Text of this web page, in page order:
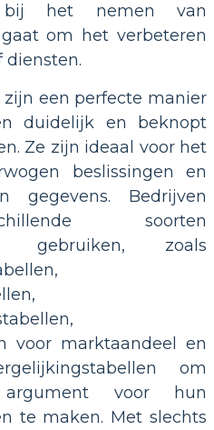
bij het nemen van
om het verbeteren
diensten.
een perfecte manier
duidelijk en beknopt
Ze zijn ideaal voor het
beslissingen en
gegevens. Bedrijven
soorten
gebruiken, zoals
voor marktaandeel en
om
voor hun
te maken. Met slechts